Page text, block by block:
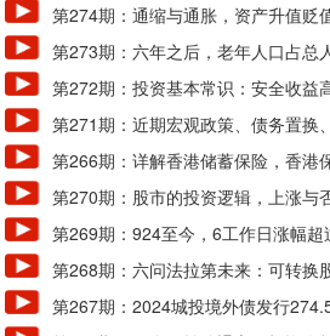
第274期：通缩与通胀，资产升值贬
路
第273期：六年之后，老年人口占总
2、GDP、城镇化分析
第272期：投资基本常识：安全收益
投资是不可能有的，因为不符合常识
第271期：近期宏观政策、债务置换
点分析
第266期：详解香港储蓄保险，香港
收益测算
第270期：股市的投资逻辑，上涨与
利、估值和时间周期
第269期：924至今，6工作日涨幅超
亿成交量，正常吗？
第268期：六问法拉第未来：可转换
跃亭会回国吗？
第267期：2024城投境外债发行
127.20亿美元